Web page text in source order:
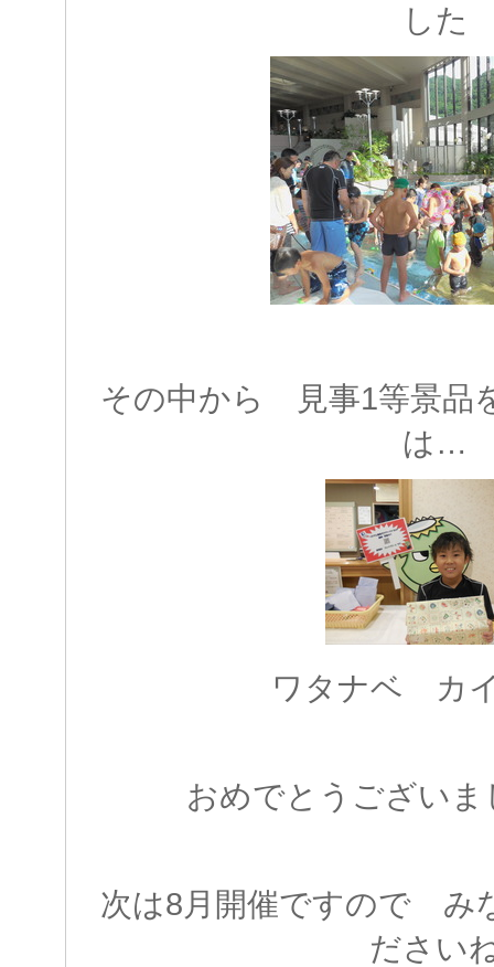
した
その中から 見事1等景品
は…
ワタナベ カ
おめでとうござい
次は8月開催ですので み
ださい